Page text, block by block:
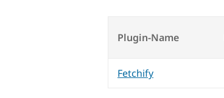
Plugin-Name
Fetchify